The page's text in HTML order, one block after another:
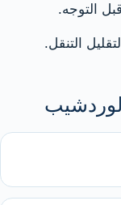
التوجه.
التنقل.
لوردشيب